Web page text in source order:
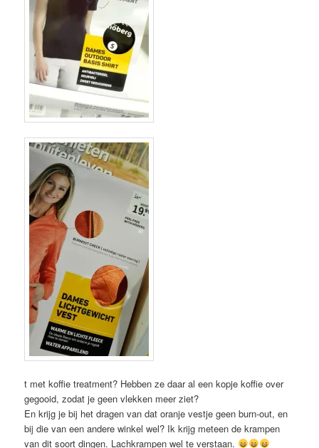
t met koffie treatment? Hebben ze daar al een kopje koffie over
gegooid, zodat je geen vlekken meer ziet?
En krijg je bij het dragen van dat oranje vestje geen burn-out, en
bij die van een andere winkel wel? Ik krijg meteen de krampen
van dit soort dingen. Lachkrampen wel te verstaan.